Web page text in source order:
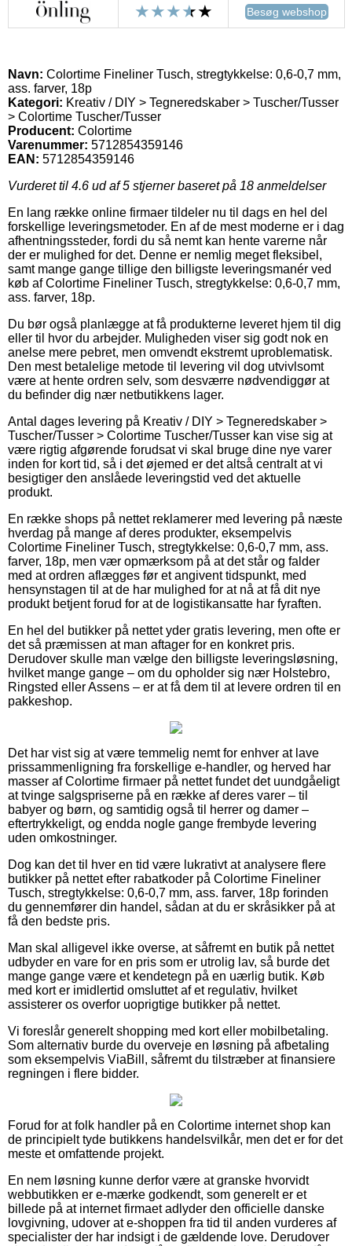
Besøg webshop
Navn: Colortime Fineliner Tusch, stregtykkelse: 0,6-0,7 mm,
ass. farver, 18p
Kategori: Kreativ / DIY > Tegneredskaber > Tuscher/Tusser
> Colortime Tuscher/Tusser
Producent: Colortime
Varenummer: 5712854359146
EAN: 5712854359146
Vurderet til 4.6 ud af 5 stjerner baseret på 18 anmeldelser
En lang række online firmaer tildeler nu til dags en hel del
forskellige leveringsmetoder. En af de mest moderne er i dag
afhentningssteder, fordi du så nemt kan hente varerne når
der er mulighed for det. Denne er nemlig meget fleksibel,
samt mange gange tillige den billigste leveringsmanér ved
køb af Colortime Fineliner Tusch, stregtykkelse: 0,6-0,7 mm,
ass. farver, 18p.
Du bør også planlægge at få produkterne leveret hjem til dig
eller til hvor du arbejder. Muligheden viser sig godt nok en
anelse mere pebret, men omvendt ekstremt uproblematisk.
Den mest betalelige metode til levering vil dog utvivlsomt
være at hente ordren selv, som desværre nødvendiggør at
du befinder dig nær netbutikkens lager.
Antal dages levering på Kreativ / DIY > Tegneredskaber >
Tuscher/Tusser > Colortime Tuscher/Tusser kan vise sig at
være rigtig afgørende forudsat vi skal bruge dine nye varer
inden for kort tid, så i det øjemed er det altså centralt at vi
besigtiger den anslåede leveringstid ved det aktuelle
produkt.
En række shops på nettet reklamerer med levering på næste
hverdag på mange af deres produkter, eksempelvis
Colortime Fineliner Tusch, stregtykkelse: 0,6-0,7 mm, ass.
farver, 18p, men vær opmærksom på at det står og falder
med at ordren aflægges før et angivent tidspunkt, med
hensynstagen til at de har mulighed for at nå at få dit nye
produkt betjent forud for at de logistikansatte har fyraften.
En hel del butikker på nettet yder gratis levering, men ofte er
det så præmissen at man aftager for en konkret pris.
Derudover skulle man vælge den billigste leveringsløsning,
hvilket mange gange – om du opholder sig nær Holstebro,
Ringsted eller Assens – er at få dem til at levere ordren til en
pakkeshop.
Det har vist sig at være temmelig nemt for enhver at lave
prissammenligning fra forskellige e-handler, og herved har
masser af Colortime firmaer på nettet fundet det uundgåeligt
at tvinge salgspriserne på en række af deres varer – til
babyer og børn, og samtidig også til herrer og damer –
eftertrykkeligt, og endda nogle gange frembyde levering
uden omkostninger.
Dog kan det til hver en tid være lukrativt at analysere flere
butikker på nettet efter rabatkoder på Colortime Fineliner
Tusch, stregtykkelse: 0,6-0,7 mm, ass. farver, 18p forinden
du gennemfører din handel, sådan at du er skråsikker på at
få den bedste pris.
Man skal alligevel ikke overse, at såfremt en butik på nettet
udbyder en vare for en pris som er utrolig lav, så burde det
mange gange være et kendetegn på en uærlig butik. Køb
med kort er imidlertid omsluttet af et regulativ, hvilket
assisterer os overfor uoprigtige butikker på nettet.
Vi foreslår generelt shopping med kort eller mobilbetaling.
Som alternativ burde du overveje en løsning på afbetaling
som eksempelvis ViaBill, såfremt du tilstræber at finansiere
regningen i flere bidder.
Forud for at folk handler på en Colortime internet shop kan
de principielt tyde butikkens handelsvilkår, men det er for det
meste et omfattende projekt.
En nem løsning kunne derfor være at granske hvorvidt
webbutikken er e-mærke godkendt, som generelt er et
billede på at internet firmaet adlyder den officielle danske
lovgivning, udover at e-shoppen fra tid til anden vurderes af
specialister der har indsigt i de gældende love. Derudover